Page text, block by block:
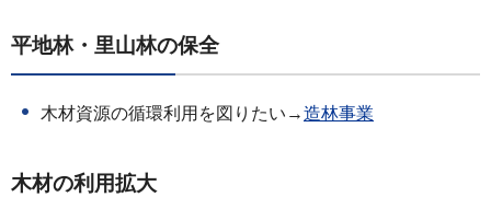
平地林・里山林の保全
木材資源の循環利用を図りたい→造林事業
木材の利用拡大